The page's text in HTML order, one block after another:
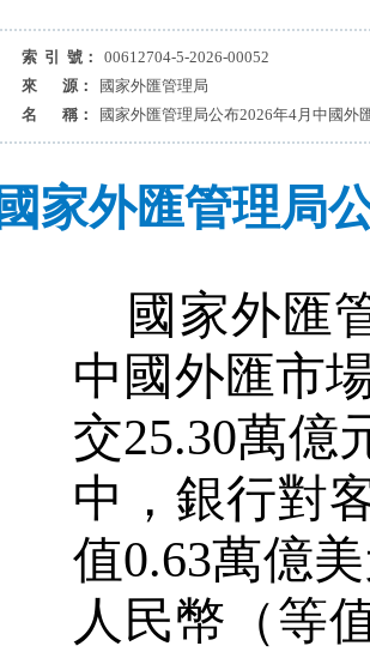
索 引 號：
00612704-5-2026-00052
來 源：
國家外匯管理局
名 稱：
國家外匯管理局公布2026年4月中國外
國家外匯管理局
國家外匯
中國外匯市
交25.30萬億
中，銀行對
值0.63萬億
人民幣（等